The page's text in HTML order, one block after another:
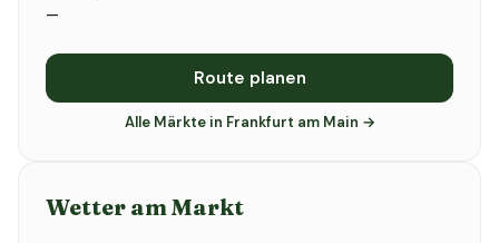
—
Route planen
Alle Märkte in Frankfurt am Main →
Wetter am Markt